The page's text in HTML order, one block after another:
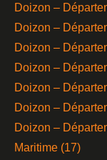
Doizon –
Doizon –
Doizon –
Doizon –
Doizon –
Doizon –
Doizon –
Maritime (17)